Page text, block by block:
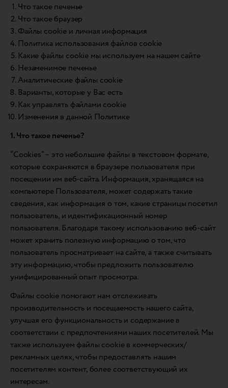
Что такое печенье
Что такое браузер
Файлы cookie и личная информация
Политика использования файлов cookie
Какие файлы cookie мы используем на нашем сайте
Незаменимое печенье
Аналитические файлы cookie
Варианты, которые у Вас есть
Как управлять файлами cookie
Изменения в данной Политике
1. Что такое печенье?
“Cookies” – это небольшие файлы в текстовом формате,
которые сохраняются в браузере пользователя при
посещении им веб-сайта. Информация, хранящаяся на
компьютере Пользователя, может содержать такие
сведения, как информация о том, какие страницы посетил
пользователь, и идентификационный номер
пользователя. Благодаря такому использованию веб-сайт
может хранить полезную информацию о том, что
пользователь просматривает на сайте, а также считывать
эту информацию, чтобы предложить пользователю
унифицированный опыт просмотра.
Файлы cookie помогают нам отслеживать
производительность и посещаемость нашего сайта,
улучшая его функциональность и содержание в
соответствии с предпочтениями наших посетителей. Мы
также используем файлы cookie в коммерческих/
рекламных целях, чтобы предоставлять нашим
посетителям контент, более соответствующий их
интересам.